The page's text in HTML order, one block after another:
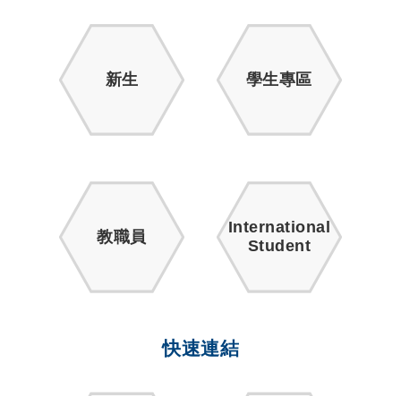
新生 學生專區
教職員
International
Student
快速連結